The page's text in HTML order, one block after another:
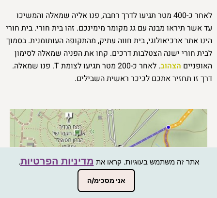
אתר זה משתמש בעוגיות. קראו את מדיניות הפרטיות.
אני מסכימ/ה
לאחר כ-400 מטר תגיעו לדרך רחבה, פנו אליה שמאלה והמשיכו
עד אשר תיראו מבנה עם גג מקומר מימינכם. זהו בית חורי. בית חורי
הינו אתר ארכיאולוגי, בית חווה עתיק, מהתקופה העותומנית. בסמוך
לבית חורי ישנה הצטלבות דרכים. קחו את הפניה שמאלה לסימון
האופניים הצהוב
. לאחר כ-200 מטר תגיעו לצומת T. פנו שמאלה.
דרך זו תחזיר אתכם לכיכר ראשית השבילים.